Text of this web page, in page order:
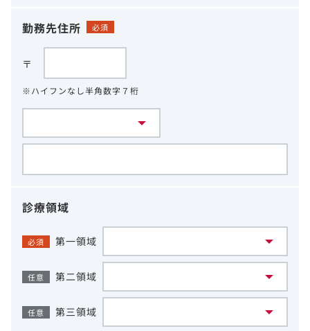
勤務先住所 必須
〒
※ハイフンなし半角数字７桁
診療領域
必須 第一領域
任意 第二領域
任意 第三領域